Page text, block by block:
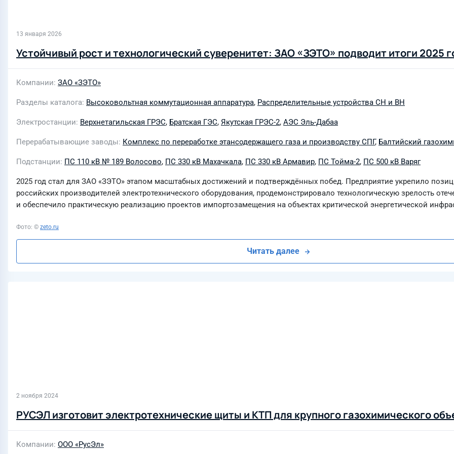
13 января 2026
Устойчивый рост и технологический суверенитет: ЗАО «ЗЭТО» подводит итоги 2025
Компании ЗАО «ЗЭТО»
Разделы каталога Высоковольтная коммутационная аппаратура, Распределительные устройства СН и ВН
Электростанции Верхнетагильская ГРЭС, Братская ГЭС, Якутская ГРЭС-2, АЭС Эль-Дабаа
Перерабатывающие заводы Комплекс по переработке этансодержащего газа и производству СПГ, Балтийский
Подстанции ПС 110 кВ № 189 Волосово, ПС 330 кВ Махачкала, ПС 330 кВ Армавир, ПС Тойма-2, ПС 500 кВ Варяг
2025 год стал для ЗАО «ЗЭТО» этапом масштабных достижений и подтверждённых побед. Предприятие укрепило
российских производителей электротехнического оборудования, продемонстрировало технологическую зрелость
и обеспечило практическую реализацию проектов импортозамещения на объектах критической энергетической
Читать далее
Фото: © zeto.ru
2 ноября 2024
РУСЭЛ изготовит электротехнические щиты и КТП для крупного газохимического
Компании ООО «РусЭл»